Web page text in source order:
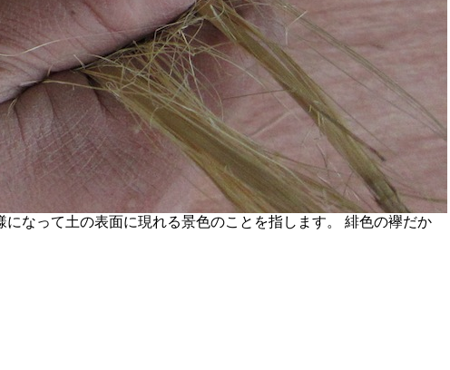
なって土の表面に現れる景色のことを指します。 緋色の襷だか